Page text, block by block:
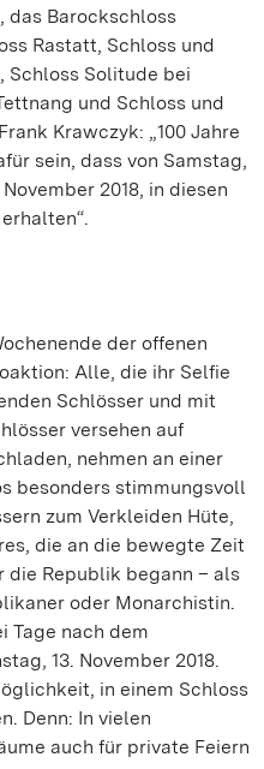
das Barockschloss
Rastatt, Schloss und
Schloss Solitude bei
und Schloss und
Krawczyk: „100 Jahre
sein, dass von Samstag,
2018, in diesen
der offenen
Alle, die ihr Selfie
Schlösser und mit
versehen auf
nehmen an einer
besonders stimmungsvoll
zum Verkleiden Hüte,
die an die bewegte Zeit
die Republik begann – als
oder Monarchistin.
Tage nach dem
13. November 2018.
in einem Schloss
Denn: In vielen
auch für private Feiern